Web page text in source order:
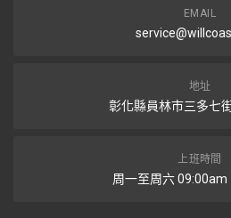
EMAIL
地址
彰化縣員林市三多七
上班時間
周一至周六 09:00am